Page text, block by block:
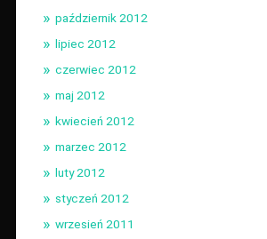
październik 2012
lipiec 2012
czerwiec 2012
maj 2012
kwiecień 2012
marzec 2012
luty 2012
styczeń 2012
wrzesień 2011